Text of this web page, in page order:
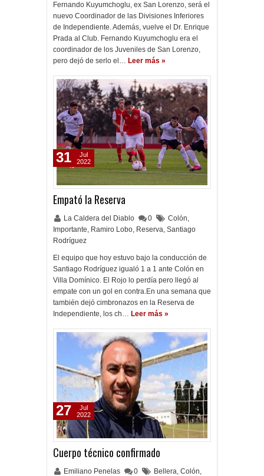
Fernando Kuyumchoglu, ex San Lorenzo, será el
nuevo Coordinador de las Divisiones Inferiores
de Independiente. Además, vuelve el Dr. Enrique
Prada al Club. Fernando Kuyumchoglu era el
coordinador de los Juveniles de San Lorenzo,
pero dejó de serlo el… Leer más »
Empató la Reserva
La Caldera del Diablo 0 Colón,
Importante, Ramiro Lobo, Reserva, Santiago
Rodríguez
El equipo que hoy estuvo bajo la conducción de
Santiago Rodríguez igualó 1 a 1 ante Colón en
Villa Domínico. El Rojo lo perdía pero llegó al
empate con un gol en contra.En una semana que
también dejó cimbronazos en la Reserva de
Independiente, los ch… Leer más »
31
Jul
2022
Cuerpo técnico confirmado
Emiliano Penelas 0 Bellera, Colón,
27
Jul
2022